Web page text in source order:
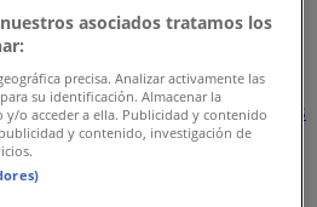
Synka
Αριάδνη
Stradivarius
Entos
Stores KFC
McDonald's
Pull & Bear SISLEY
Regina
Pizza Hut
asociados tratamos los
precisa. Analizar activamente las
su identificación. Almacenar la
o acceder a ella. Publicidad y contenido
y contenido, investigación de